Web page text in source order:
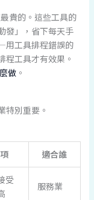
貴的。這些工具的
發」，省下每天手
用工具排程錯誤的
程工具才有效果。
做。
特別重要。
適合誰
受
服務業